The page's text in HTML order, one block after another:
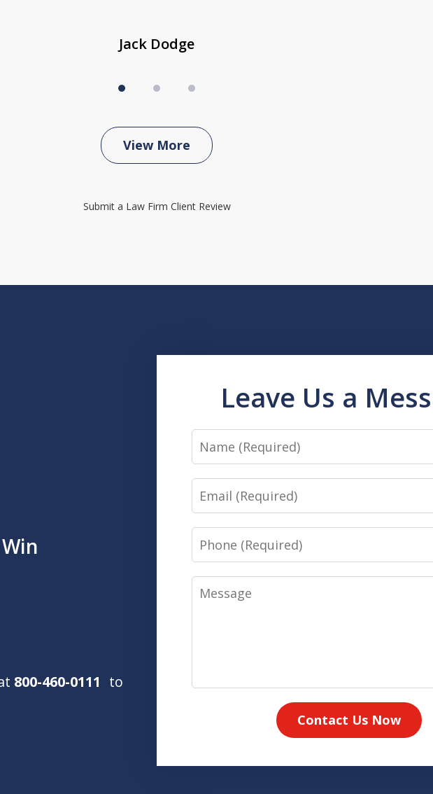
Jack Dodge
View More
Submit a Law Firm Client Review
800-460-0111 to
Leave Us a
Name
Email
Phone
Message
Contact Us Now